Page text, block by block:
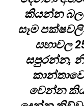
කියන්න
සෑම
සභාවල
සපුරන්න,
වෙන්න